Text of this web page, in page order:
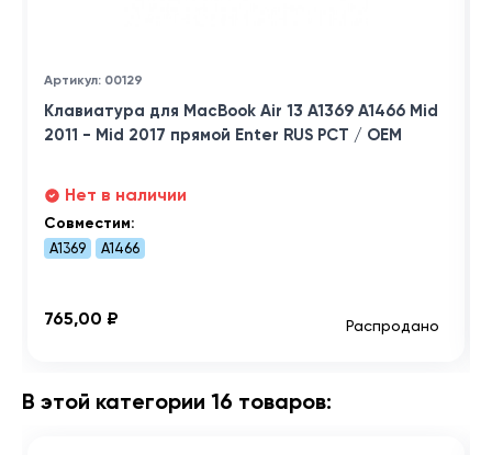
Артикул: 00129
Клавиатура для MacBook Air 13 A1369 A1466 Mid
2011 - Mid 2017 прямой Enter RUS РСТ / OEM
Нет в наличии
Совместим:
A1369 A1466
765,00 ₽ Распродано
В этой категории 16 товаров: